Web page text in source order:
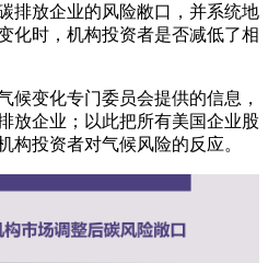
排放企业的风险敝口，并系统地
化时，机构投资者是否减低了相
候变化专门委员会提供的信息，
放企业；以此把所有美国企业股
构投资者对气候风险的反应。